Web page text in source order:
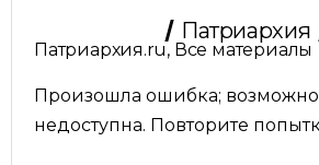
Патриархия
Патриархия.ru, Все материалы
Произошла ошибка;
недоступна. Повторите